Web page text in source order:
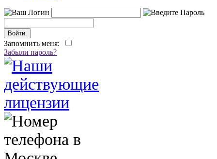
Запомнить меня:
Забыли пароль?